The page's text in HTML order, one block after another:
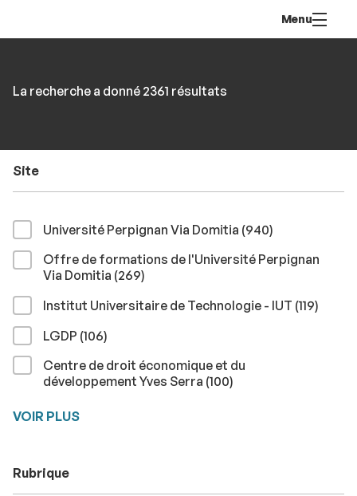
contenu
Menu
par
La recherche a donné 2361 résultats
Site
Université Perpignan Via Domitia (940résultats
)
Offre de formations de l'Université Perpignan
Via Domitia (269résultats
)
Institut Universitaire de Technologie - IUT (119)
LGDP (106résultats
)
Centre de droit économique et du
développement Yves Serra (100résultats
)
VOIR PLUS
Rubrique